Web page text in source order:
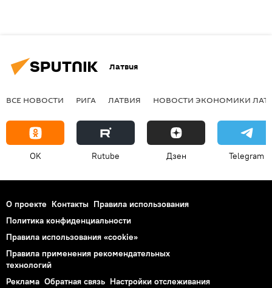
Латвия
ВСЕ НОВОСТИ РИГА ЛАТВИЯ НОВОСТИ ЭКОНОМИКИ
OK Rutube Дзен Telegram
О проекте Контакты Правила использования
Политика конфиденциальности
Правила использования «cookie»
Правила применения рекомендательных
технологий
Реклама Обратная связь Настройки отслеживания